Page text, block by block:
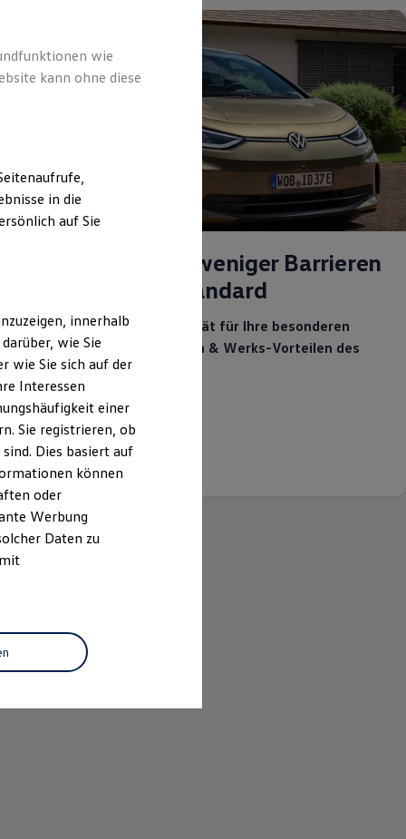
Mehr Freiraum, weniger Barrieren
und mehr als Standard
Maßgeschneiderte Mobilität für Ihre besonderen
Ansprüche mit staatlichen & Werks-Vorteilen des
Volkswagen-Konzerns
Details ansehen
wie
kann ohne diese
in die
auf Sie
innerhalb
wie Sie
wie Sie sich auf der
Interessen
einer
Sie registrieren, ob
Dies basiert auf
können
oder
Werbung
Daten zu